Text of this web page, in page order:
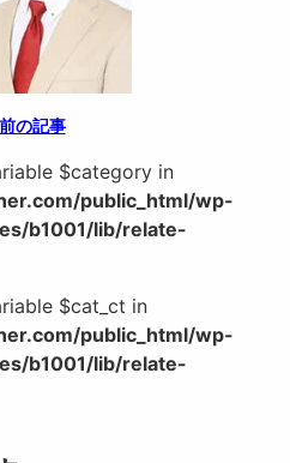
前の記事
$category in
public_html/wp-
b1001/lib/relate-
$cat_ct in
public_html/wp-
b1001/lib/relate-